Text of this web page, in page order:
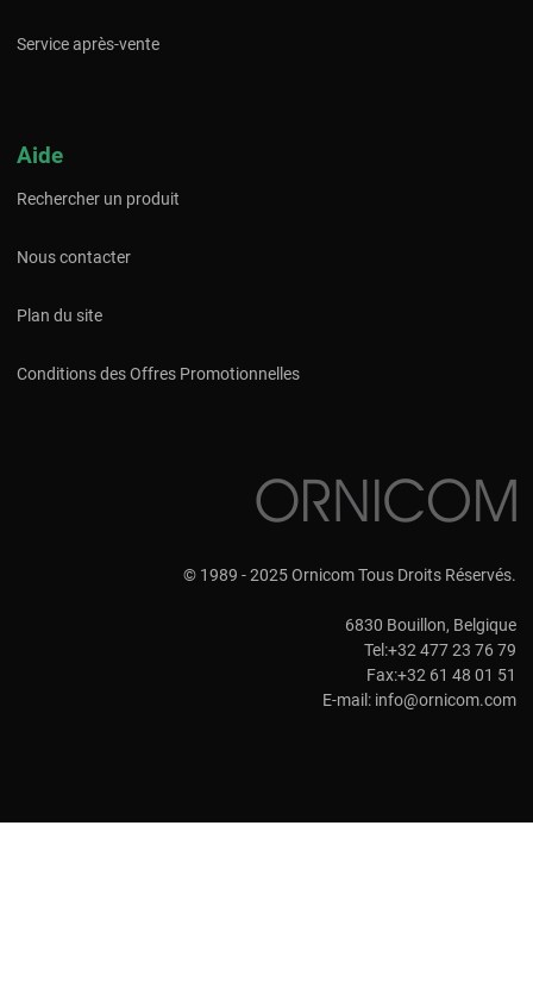
Service après-vente
Aide
Rechercher un produit
Nous contacter
Plan du site
Conditions des Offres Promotionnelles
© 1989 - 2025 Ornicom Tous Droits Réservés.
6830 Bouillon, Belgique
Tel:+32 477 23 76 79
Fax:+32 61 48 01 51
E-mail: info@ornicom.com